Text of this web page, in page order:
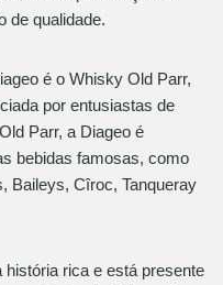
de qualidade.
é o Whisky Old Parr,
por entusiastas de
Parr, a Diageo é
bebidas famosas, como
Baileys, Cîroc, Tanqueray
rica e está presente